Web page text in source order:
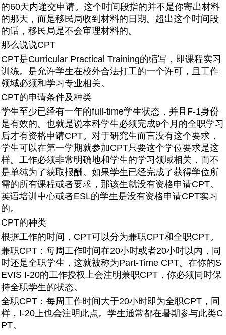
的60天内递交申请。这个时间段指的并不是你寄出材料
的那天，而是移民局收到材料的日期。超出这个时间段
的话，移民局是不会审理材料的。
那么说说CPT
CPT是Curricular Practical Training的缩写，即课程实习
训练。是允许学生在校外合法打工的一个许可，且工作
领域必须和学习专业相关。
CPT的申请条件及种类
学生至少已经有一年的full-time学生状态，并且F-1身份
是有效的。也就是说本科学生必须完成9个月的全职学习
后才有资格申请CPT。对于研究生而言没有这个要求，
学生可以在第一学期就参加CPT只要这个学位要求是这
样。工作必须非常明确地和学生的学习领域相关，而不
是单纯为了获取报酬。如果学生已经完成了获得学位所
需的所有课程或者要求，那该生就没有资格申请CPT。
英语培训中心或者ESL的学生是没有资格申请CPT实习
的。
CPT的种类
根据工作的时间，CPT可以分为兼职CPT和全职CPT。
兼职CPT：每周工作时间在20小时或者20小时以内，同
时还是全职学生，这就被称为Part-Time CPT。在你的S
EVIS I-20的工作授权上会注明兼职CPT，你必须同时保
持全职学生的状态。
全职CPT：每周工作时间大于20小时即为全职CPT，同
样，I-20上也会注明此点。学生通常都在暑期参与此类C
PT。